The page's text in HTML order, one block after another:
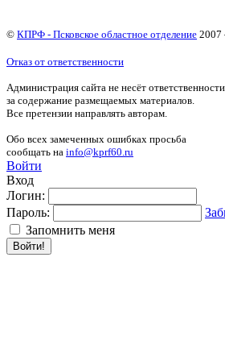
© КПРФ - Псковское областное отделение
Отказ от ответственности
Администрация сайта не несёт ответственности
за содержание размещаемых материалов.
Все претензии направлять авторам.
Обо всех замеченных ошибках просьба
сообщать на info@kprf60.ru
Войти
Вход
Логин:
Пароль:
Запомнить меня